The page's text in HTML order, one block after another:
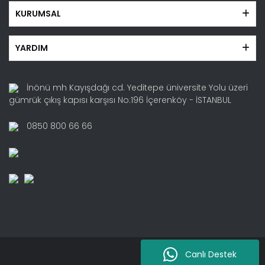
KURUMSAL
YARDIM
İnönü mh Kayışdağı cd. Yeditepe üniversite Yolu üzeri
gümrük çıkış kapısı karşısı No:196 İçerenköy - İSTANBUL
0850 800 66 66
Canlı Destek